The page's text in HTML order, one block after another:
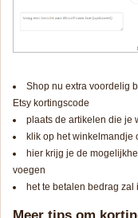
Shop nu extra voordelig
Etsy kortingscode
plaats de artikelen die je
klik op het winkelmandje
hier krijg je de
voegen
het te betalen bedrag
Meer tips om